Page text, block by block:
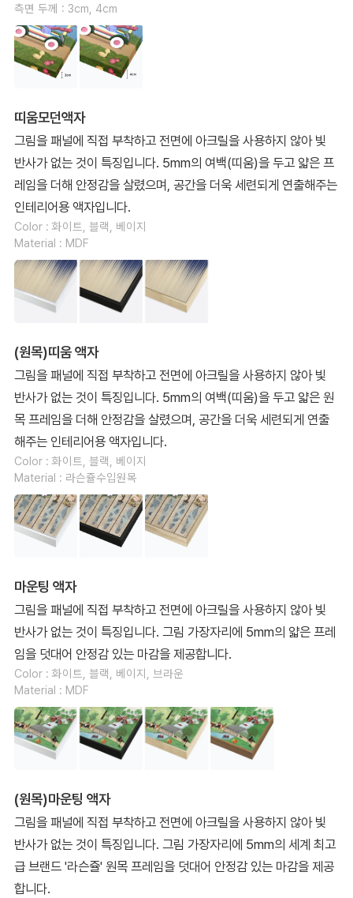
측면 두께 : 3cm, 4cm
띠움모던액자
그림을 패널에 직접 부착하고 전면에 아크릴을 사용하지 않아 빛
반사가 없는 것이 특징입니다. 5mm의 여백(띠움)을 두고 얇은 프
레임을 더해 안정감을 살렸으며, 공간을 더욱 세련되게 연출해주는
인테리어용 액자입니다.
Color : 화이트, 블랙, 베이지
Material : MDF
(원목)띠움 액자
그림을 패널에 직접 부착하고 전면에 아크릴을 사용하지 않아 빛
반사가 없는 것이 특징입니다. 5mm의 여백(띠움)을 두고 얇은 원
목 프레임을 더해 안정감을 살렸으며, 공간을 더욱 세련되게 연출
해주는 인테리어용 액자입니다.
Color : 화이트, 블랙, 베이지
Material : 라슨쥴수입원목
마운팅 액자
그림을 패널에 직접 부착하고 전면에 아크릴을 사용하지 않아 빛
반사가 없는 것이 특징입니다. 그림 가장자리에 5mm의 얇은 프레
임을 덧대어 안정감 있는 마감을 제공합니다.
Color : 화이트, 블랙, 베이지, 브라운
Material : MDF
(원목)마운팅 액자
그림을 패널에 직접 부착하고 전면에 아크릴을 사용하지 않아 빛
반사가 없는 것이 특징입니다. 그림 가장자리에 5mm의 세계 최고
급 브랜드 '라슨쥴' 원목 프레임을 덧대어 안정감 있는 마감을 제공
합니다.